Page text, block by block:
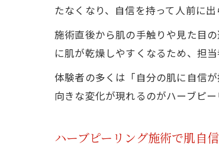
たなくなり、自信を持って人前に
施術直後から肌の手触りや見た目
に肌が乾燥しやすくなるため、担
体験者の多くは「自分の肌に自信
向きな変化が現れるのがハーブピ
ハーブピーリング施術で肌自